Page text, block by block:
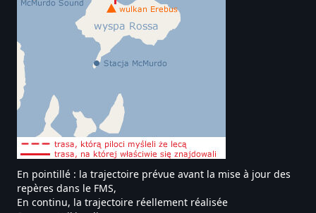
En pointillé : la trajectoire prévue avant la mise à jour des
repères dans le FMS,
En continu, la trajectoire réellement réalisée